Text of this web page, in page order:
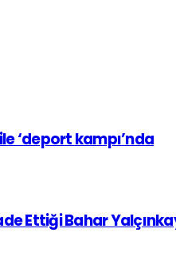
‘deport kampı’nda
Ettiği Bahar